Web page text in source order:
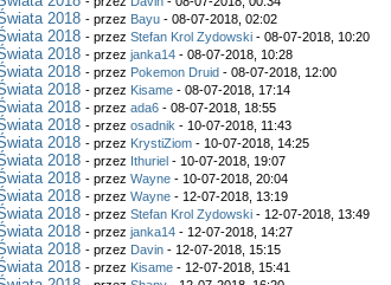
2018 - przez Bayu - 08-07-2018, 02:02
2018 - przezStefan Krol Zydowski - 08-07-2018, 10:20
2018 - przezjanka14 - 08-07-2018, 10:28
2018 - przez Pokemon Druid - 08-07-2018, 12:00
2018 - przez Kisame - 08-07-2018, 17:14
2018 - przezada6 - 08-07-2018, 18:55
2018 - przezosadnik - 10-07-2018, 11:43
2018 - przez KrystiZiom - 10-07-2018, 14:25
2018 - przez Ithuriel - 10-07-2018, 19:07
2018 - przezWayne - 10-07-2018, 20:04
2018 - przezWayne - 12-07-2018, 13:19
2018 - przezStefan Krol Zydowski - 12-07-2018, 13:49
2018 - przezjanka14 - 12-07-2018, 14:27
2018 - przez Davin - 12-07-2018, 15:15
2018 - przez Kisame - 12-07-2018, 15:41